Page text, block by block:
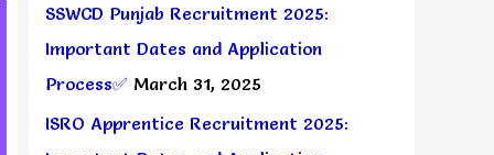
SSWCD Punjab Recruitment 2025:
Important Dates and Application
Process✅ March 31, 2025
ISRO Apprentice Recruitment 2025: